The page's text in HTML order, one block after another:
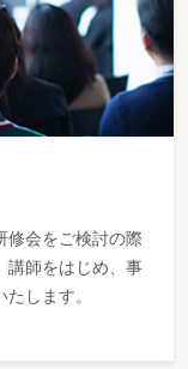
修会をご検討の際
講師をはじめ、事
します。